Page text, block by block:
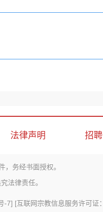
法律声明 招
务经书面授权。
法律责任。
-7] [互联网宗教信息服务许可